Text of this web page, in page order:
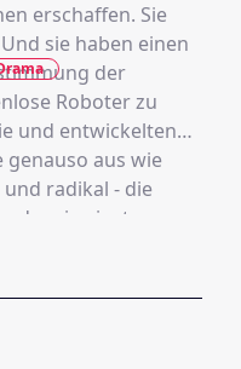
erschaffen. Sie
sie haben einen
Roboter zu
und entwickelten
genauso aus wie
radikal - die
der sie einst
Es gibt
Tiefen des